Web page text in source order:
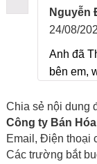
Nguyễn
24/08/
Anh đã
bên em,
Chia sẻ nội dung
Công ty Bán
Email, Điện thoại
Các trường bắt